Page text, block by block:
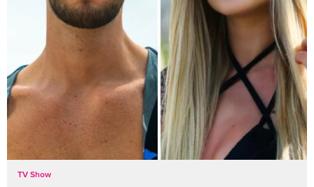
TV Show